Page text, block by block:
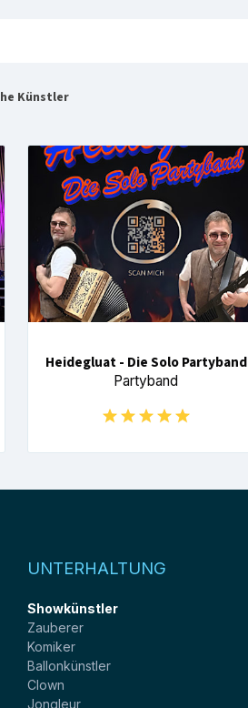
Künstler
Heidegluat - Die Solo Partyband
Partyband
UNTERHALTUNG
Showkünstler
Zauberer
Komiker
Ballonkünstler
Clown
Jongleur